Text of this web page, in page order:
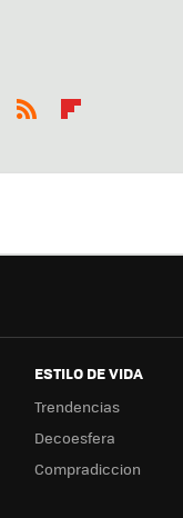
boa
ESTILO DE VIDA
Trendencias
Decoesfera
Compradiccion